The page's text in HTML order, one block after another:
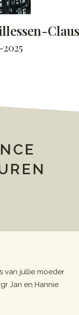
Claus
van jullie moeder
Jan en Hannie